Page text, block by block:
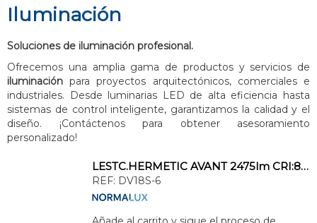
Iluminación
Soluciones de iluminación profesional.
Ofrecemos una amplia gama de productos y servicios de
iluminación para proyectos arquitectónicos, comerciales e
industriales. Desde luminarias LED de alta eficiencia hasta
sistemas de control inteligente, garantizamos la calidad y el
diseño. ¡Contáctenos para obtener asesoramiento
personalizado!
LESTC.HERMETIC AVANT 2475lm CRI:80 6000K 135° DF.POLIC.OPAL STD.BL 600x53x41mm
REF: DV18S-6